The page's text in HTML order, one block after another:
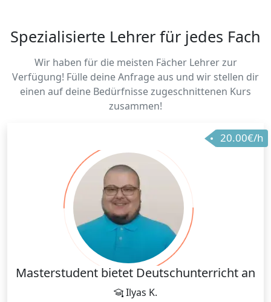
Spezialisierte Lehrer für jedes Fach
Wir haben für die meisten Fächer Lehrer zur
Verfügung! Fülle deine Anfrage aus und wir stellen dir
einen auf deine Bedürfnisse zugeschnittenen Kurs
zusammen!
20.00€/h
Masterstudent bietet Deutschunterricht an
Ilyas K.